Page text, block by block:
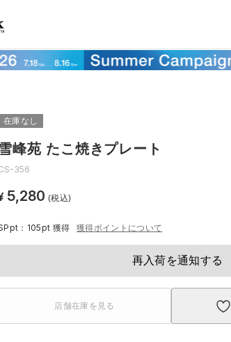
在庫なし
雪峰苑 たこ焼きプレート
356
5,280 (税込)
：105pt 獲得 獲得ポイントについて
再入荷を通知する
店舗在庫を見る